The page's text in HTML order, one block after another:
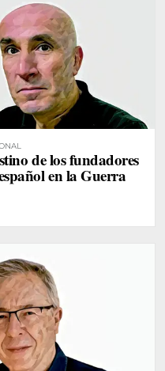
de los fundadores
en la Guerra